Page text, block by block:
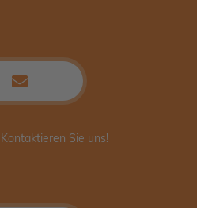
Kontaktieren Sie uns!